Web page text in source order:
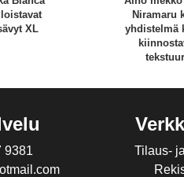
XL
Niramaru
yhdistelmä
9381
Tilaus-